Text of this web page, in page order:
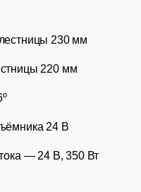
230 мм
220 мм
24 В
— 24 В, 350 Вт